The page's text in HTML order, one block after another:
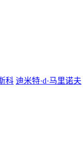
科 迪米特·d·马里诺夫